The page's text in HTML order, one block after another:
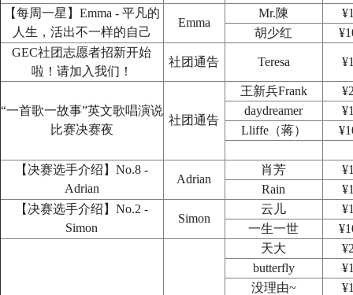
【每周一星】Emma - 平凡的
人生，活出不一样的自己
Emma
Mr.陳
胡少红
GEC社团志愿者招新开始
啦！请加入我们！
社团通告 Teresa
“一首歌一故事”英文歌唱演说
比赛决赛夜
社团通告
王新兵Frank
daydreamer
Lliffe（蒋）
【决赛选手介绍】No.8 -
Adrian
Adrian
肖芳
Rain
【决赛选手介绍】No.2 -
Simon
Simon
云儿
一生一世
天大
butterfly
没理由~